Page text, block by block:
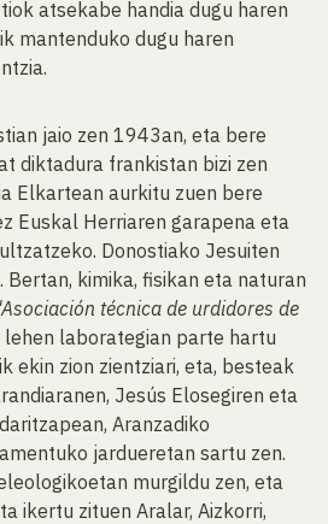
atsekabe handia dugu haren
mantenduko dugu haren
jaio zen 1943an, eta bere
diktadura frankistan bizi zen
Elkartean aurkitu zuen bere
Euskal Herriaren garapena eta
Donostiako Jesuiten
Bertan, kimika, fisikan eta naturan
técnica de urdidores de
laborategian parte hartu
ekin zion zientziari, eta, besteak
Jesús Elosegiren eta
Aranzadiko
jardueretan sartu zen.
murgildu zen, eta
ikertu zituen Aralar, Aizkorri,